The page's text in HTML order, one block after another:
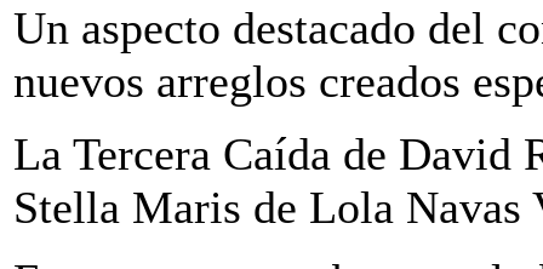
Un aspecto destacado del
nuevos arreglos creados
La Tercera Caída de David
Stella Maris de Lola Navas